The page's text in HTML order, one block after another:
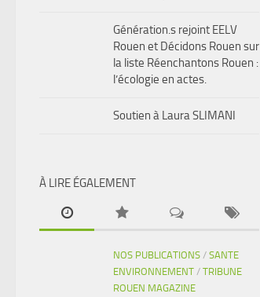
Génération.s rejoint EELV
Rouen et Décidons Rouen sur
la liste Réenchantons Rouen :
l’écologie en actes.
Soutien à Laura SLIMANI
À LIRE ÉGALEMENT
NOS PUBLICATIONS / SANTE
ENVIRONNEMENT / TRIBUNE
ROUEN MAGAZINE